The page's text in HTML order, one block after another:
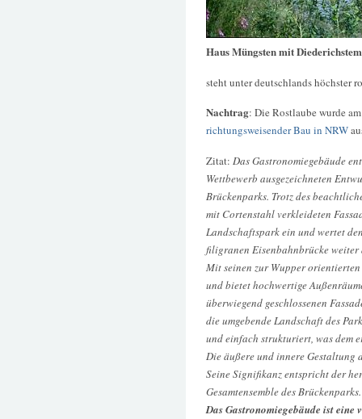
Haus Müngsten mit
steht unter deutschlands höchster
Nachtrag: Die Rostlaube wurde
richtungsweisender Bau in NRW
Zitat: Das Gastronomiegebäude
Wettbewerb ausgezeichneten
Brückenparks. Trotz des
mit Cortenstahl verkleideten
Landschaftspark ein und wertet
filigranen Eisenbahnbrücke weiter
Mit seinen zur Wupper
und bietet hochwertige
überwiegend geschlossenen
die umgebende Landschaft des
und einfach strukturiert, was dem
Die äußere und innere Gestaltung
Seine Signifikanz entspricht der
Gesamtensemble des Brückenparks.
Das Gastronomiegebäude ist